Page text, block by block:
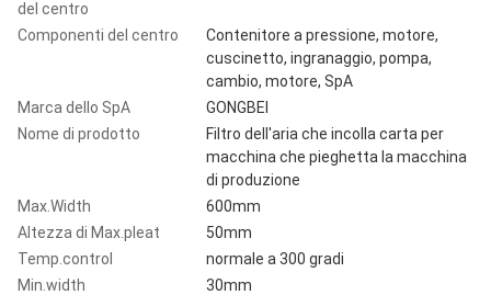
del centro
Componenti del centro
Contenitore a pressione, motore,
cuscinetto, ingranaggio, pompa,
cambio, motore, SpA
Marca dello SpA
GONGBEI
Nome di prodotto
Filtro dell'aria che incolla carta per
macchina che pieghetta la macchina
di produzione
Max.Width
600mm
Altezza di Max.pleat
50mm
Temp.control
normale a 300 gradi
Min.width
30mm